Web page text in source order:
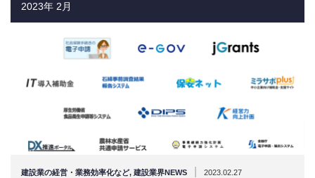
2023年 2月
建設業の経営・業務効率化など, 建設業界NEWS 2023.02.27